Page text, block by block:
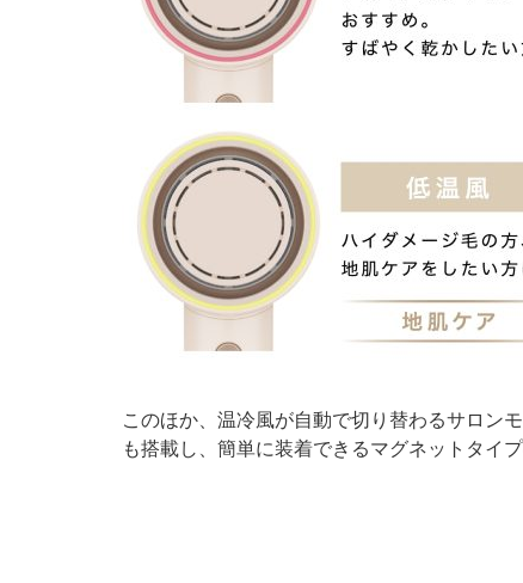
このほか、温冷風が自動で切り替わるサロン
も搭載し、簡単に装着できるマグネットタイ